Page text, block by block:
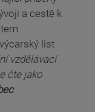
a cestě k
list
vzdělávací
čte jako